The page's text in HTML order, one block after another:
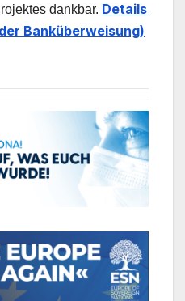
dankbar. Details
Banküberweisung)